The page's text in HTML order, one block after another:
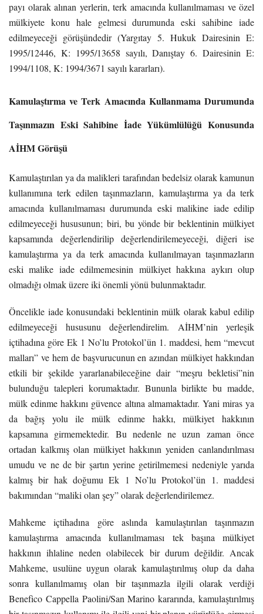
payı olarak alınan yerlerin, terk amacında kullanılmaması ve özel
mülkiyete konu hale gelmesi durumunda eski sahibine iade
edilmeyeceği görüşündedir (Yargıtay 5. Hukuk Dairesinin E:
1995/12446, K: 1995/13658 sayılı, Danıştay 6. Dairesinin E:
1994/1108, K: 1994/3671 sayılı kararları).
Kamulaştırma ve Terk Amacında Kullanmama Durumunda
Taşınmazın Eski Sahibine İade Yükümlülüğü Konusunda
AİHM Görüşü
Kamulaştırılan ya da malikleri tarafından bedelsiz olarak kamunun
kullanımına terk edilen taşınmazların, kamulaştırma ya da terk
amacında kullanılmaması durumunda eski malikine iade edilip
edilmeyeceği hususunun; biri, bu yönde bir beklentinin mülkiyet
kapsamında değerlendirilip değerlendirilemeyeceği, diğeri ise
kamulaştırma ya da terk amacında kullanılmayan taşınmazların
eski malike iade edilmemesinin mülkiyet hakkına aykırı olup
olmadığı olmak üzere iki önemli yönü bulunmaktadır.
Öncelikle iade konusundaki beklentinin mülk olarak kabul edilip
edilmeyeceği hususunu değerlendirelim. AİHM’nin yerleşik
içtihadına göre Ek 1 No’lu Protokol’ün 1. maddesi, hem “mevcut
malları” ve hem de başvurucunun en azından mülkiyet hakkından
etkili bir şekilde yararlanabileceğine dair “meşru bekletisi”nin
bulunduğu talepleri korumaktadır. Bununla birlikte bu madde,
mülk edinme hakkını güvence altına almamaktadır. Yani miras ya
da bağış yolu ile mülk edinme hakkı, mülkiyet hakkının
kapsamına girmemektedir. Bu nedenle ne uzun zaman önce
ortadan kalkmış olan mülkiyet hakkının yeniden canlandırılması
umudu ve ne de bir şartın yerine getirilmemesi nedeniyle yarıda
kalmış bir hak doğumu Ek 1 No’lu Protokol’ün 1. maddesi
bakımından “maliki olan şey” olarak değerlendirilemez.
Mahkeme içtihadına göre aslında kamulaştırılan taşınmazın
kamulaştırma amacında kullanılmaması tek başına mülkiyet
hakkının ihlaline neden olabilecek bir durum değildir. Ancak
Mahkeme, usulüne uygun olarak kamulaştırılmış olup da daha
sonra kullanılmamış olan bir taşınmazla ilgili olarak verdiği
Benefico Cappella Paolini/San Marino kararında, kamulaştırılmış